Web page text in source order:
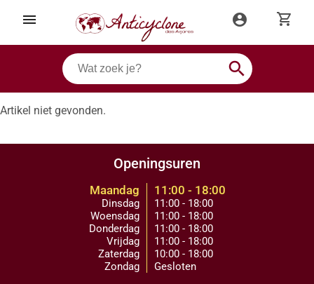
menu account_circle shopping_cart
search
Artikel niet gevonden.
Openingsuren
Maandag
Dinsdag
Woensdag
Donderdag
Vrijdag
Zaterdag
Zondag
11:00 - 18:00
11:00 - 18:00
11:00 - 18:00
11:00 - 18:00
11:00 - 18:00
10:00 - 18:00
Gesloten